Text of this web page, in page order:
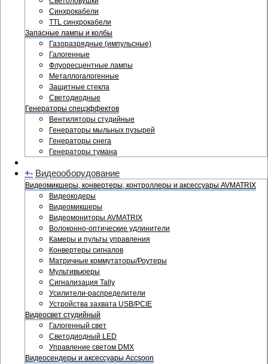
Синхрокабели
TTL синхрокабели
Запасные лампы и колбы
Газоразрядные (импульсные)
Галогенные
Флуоресцентные лампы
Металлогалогенные
Защитные стекла
Светодиодные
Генераторы спецэффектов
Вентиляторы студийные
Генераторы мыльных пузырей
Генераторы снега
Генераторы тумана
+- Видеооборудование
Видеомикшеры, конвертеры, контроллеры и аксессуары AVMATRIX
Видеокодеры
Видеомикшеры
Видеомониторы AVMATRIX
Волоконно-оптические удлинители
Камеры и пульты управления
Конвертеры сигналов
Матричные коммутаторы/Роутеры
Мультивьюеры
Сигнализация Tally
Усилители-распределители
Устройства захвата USB/PCIE
Видеосвет студийный
Галогенный свет
Светодиодный LED
Управление светом DMX
Видеосендеры и аксессуары Accsoon